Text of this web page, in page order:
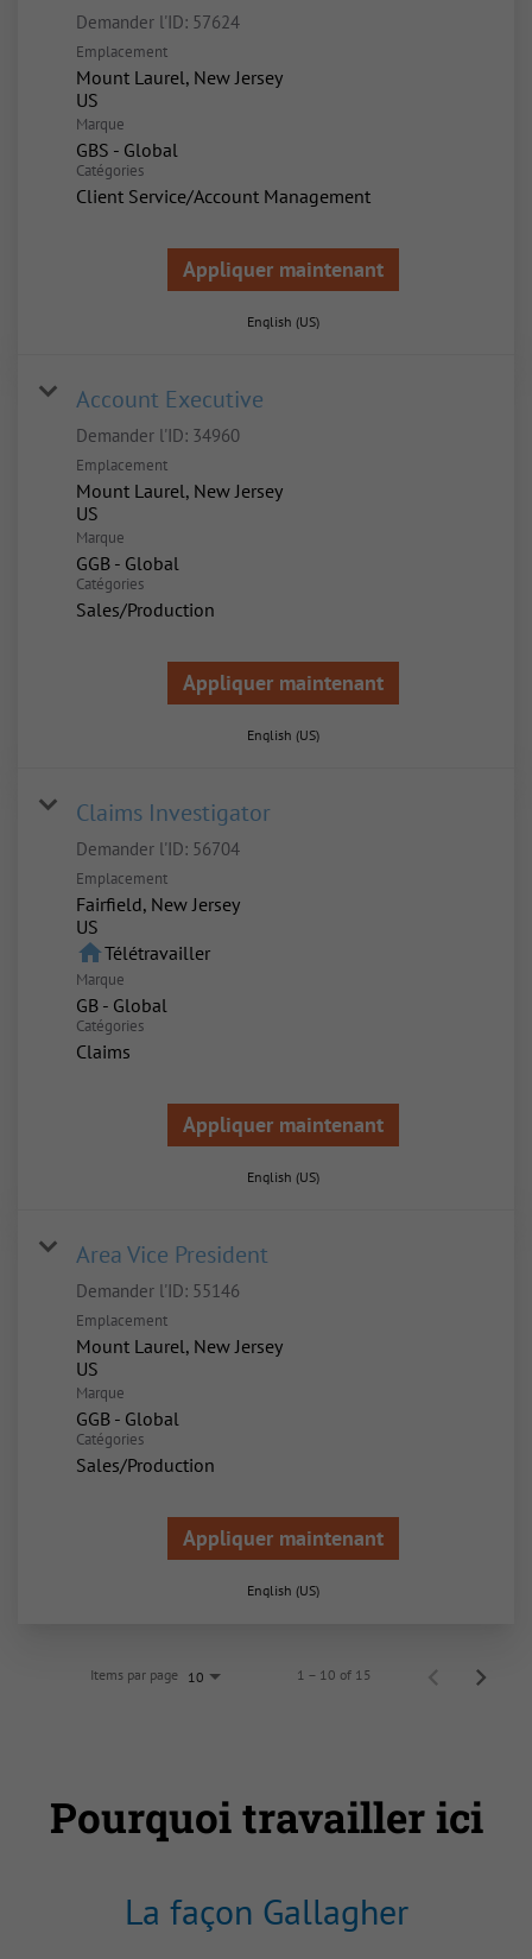
Demander l'ID: 57624
Emplacement
Mount Laurel, New Jersey
Marque
GBS - Global
Catégories
Client Service/Account Management
Appliquer maintenant
English (US)
Account Executive
Demander l'ID: 34960
Emplacement
Mount Laurel, New Jersey
Marque
GGB - Global
Catégories
Sales/Production
Appliquer maintenant
English (US)
Claims Investigator
Demander l'ID: 56704
Emplacement
Fairfield, New Jersey
homeTélétravailler
Marque
GB - Global
Catégories
Claims
Appliquer maintenant
English (US)
Area Vice President
Demander l'ID: 55146
Emplacement
Mount Laurel, New Jersey
Marque
GGB - Global
Catégories
Sales/Production
Appliquer maintenant
English (US)
Items par page 10 1 – 10 of 15
Pourquoi travailler ici
La façon Gallagher